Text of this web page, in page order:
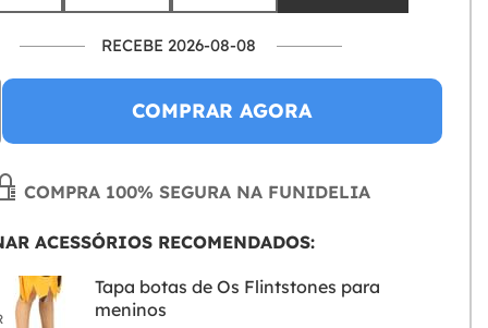
RECEBE 2026-08-08
COMPRAR AGORA
COMPRA 100% SEGURA NA FUNIDELIA
ACESSÓRIOS RECOMENDADOS:
Tapa botas de Os Flintstones para
meninos